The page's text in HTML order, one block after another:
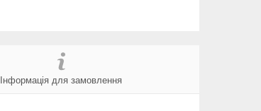
Інформація для замовлення